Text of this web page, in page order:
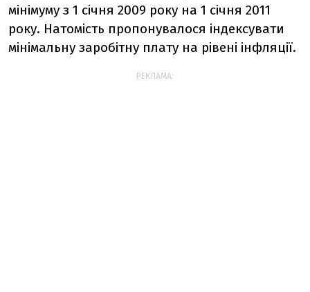
мінімуму з 1 січня 2009 року на 1 січня 2011
року. Натомість пропонувалося індексувати
мінімальну заробітну плату на рівені інфляції.
РЕКЛАМА: